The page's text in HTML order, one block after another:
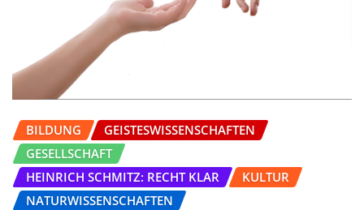
BILDUNG
GEISTESWISSENSCHAFTEN
GESELLSCHAFT
HEINRICH SCHMITZ: RECHT KLAR
KULTUR
NATURWISSENSCHAFTEN